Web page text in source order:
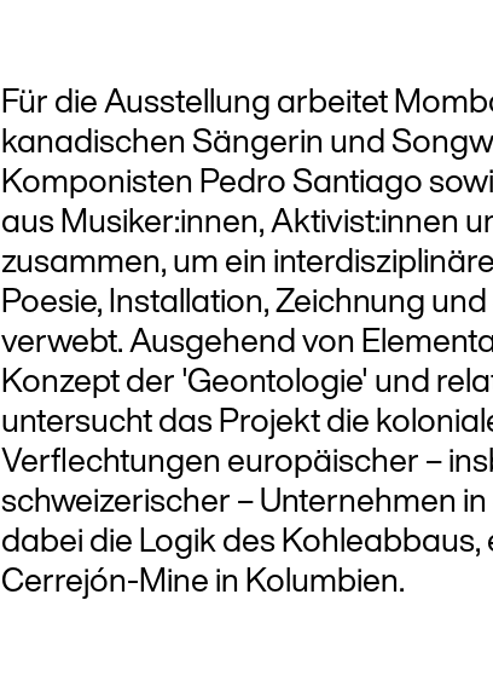
Für die Ausstellung arbeitet
kanadischen Sängerin und
Komponisten Pedro Santiago
aus Musiker:innen, Aktivist:innen
zusammen, um ein
Poesie, Installation, Zeichnung
verwebt. Ausgehend von
Konzept der 'Geontologie' und
untersucht das Projekt die
Verflechtungen europäischer –
schweizerischer – Unternehmen
dabei die Logik des
Cerrejón-Mine in Kolumbien.